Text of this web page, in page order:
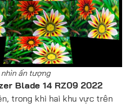
nhìn ấn tượng
Blade 14 RZ09 2022
trong khi hai khu vực trên